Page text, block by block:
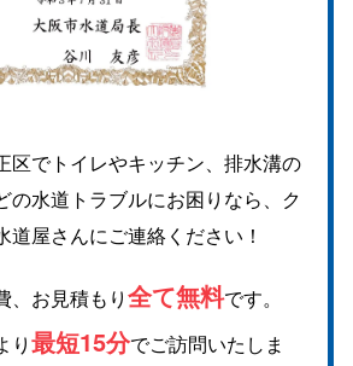
区でトイレやキッチン、排水溝の
の水道トラブルにお困りなら、ク
道屋さんにご連絡ください！
、お見積もり全て無料です。
り最短15分でご訪問いたしま